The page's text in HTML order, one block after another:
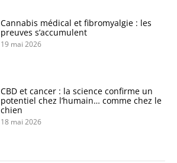
Cannabis médical et fibromyalgie : les
preuves s’accumulent
19 mai 2026
CBD et cancer : la science confirme un
potentiel chez l’humain… comme chez le
chien
18 mai 2026